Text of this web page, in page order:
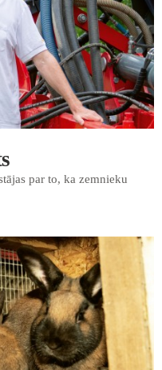
par to, ka zemnieku